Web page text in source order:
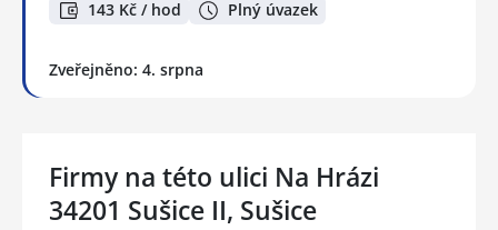
143 Kč / hod Plný úvazek
Zveřejněno: 4. srpna
Firmy na této ulici Na Hrázi
34201 Sušice II, Sušice